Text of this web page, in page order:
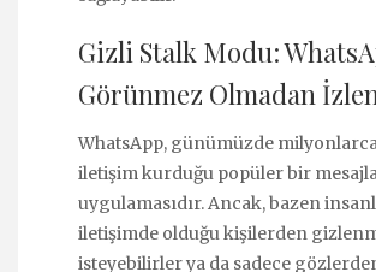
Gizli Stalk Modu:
Görünmez Olmadan
WhatsApp, günümüzde
iletişim kurduğu popüler bir
uygulamasıdır. Ancak, bazen
iletişimde olduğu kişilerden
isteyebilirler ya da sadece